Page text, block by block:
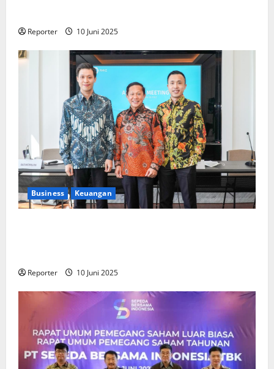
Reporter 10 Juni 2025
Business Keuangan
Reporter 10 Juni 2025